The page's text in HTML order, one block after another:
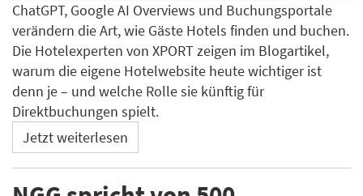
ChatGPT, Google AI Overviews und Buchungsportale
verändern die Art, wie Gäste Hotels finden und buchen.
Die Hotelexperten von XPORT zeigen im Blogartikel,
warum die eigene Hotelwebsite heute wichtiger ist
denn je – und welche Rolle sie künftig für
Direktbuchungen spielt.
Jetzt weiterlesen